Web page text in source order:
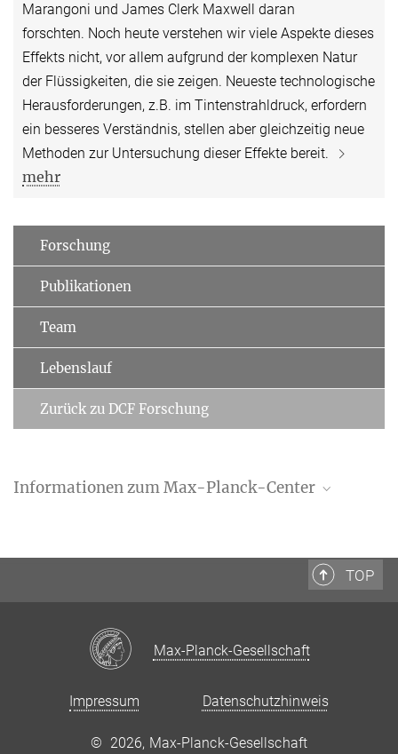
Marangoni und James Clerk Maxwell daran
forschten. Noch heute verstehen wir viele Aspekte dieses
Effekts nicht, vor allem aufgrund der komplexen Natur
der Flüssigkeiten, die sie zeigen. Neueste technologische
Herausforderungen, z.B. im Tintenstrahldruck, erfordern
ein besseres Verständnis, stellen aber gleichzeitig neue
Methoden zur Untersuchung dieser Effekte bereit.
mehr
Forschung
Publikationen
Team
Lebenslauf
Zurück zu DCF Forschung
Informationen zum Max-Planck-Center
Dynamics
Seiten der Universität Twente zum Max-Planck-
TOP
Max-Planck-Gesellschaft
Impressum Datenschutzhinweis
© 2026, Max-Planck-Gesellschaft